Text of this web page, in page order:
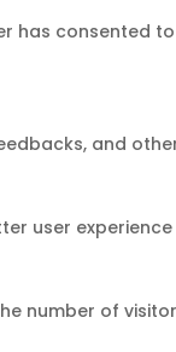
has consented
and
user
number of